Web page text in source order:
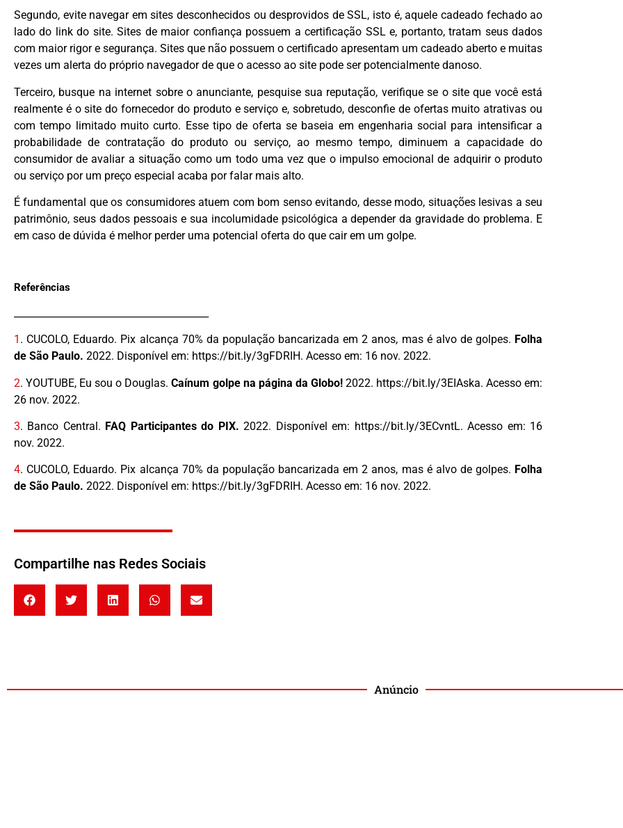
Segundo, evite navegar em sites desconhecidos ou desprovidos de SSL, isto é, aquele cadeado fechado ao
lado do link do site. Sites de maior confiança possuem a certificação SSL e, portanto, tratam seus dados
com maior rigor e segurança. Sites que não possuem o certificado apresentam um cadeado aberto e muitas
vezes um alerta do próprio navegador de que o acesso ao site pode ser potencialmente danoso.
Terceiro, busque na internet sobre o anunciante, pesquise sua reputação, verifique se o site que você está
realmente é o site do fornecedor do produto e serviço e, sobretudo, desconfie de ofertas muito atrativas ou
com tempo limitado muito curto. Esse tipo de oferta se baseia em engenharia social para intensificar a
probabilidade de contratação do produto ou serviço, ao mesmo tempo, diminuem a capacidade do
consumidor de avaliar a situação como um todo uma vez que o impulso emocional de adquirir o produto
ou serviço por um preço especial acaba por falar mais alto.
É fundamental que os consumidores atuem com bom senso evitando, desse modo, situações lesivas a seu
patrimônio, seus dados pessoais e sua incolumidade psicológica a depender da gravidade do problema. E
em caso de dúvida é melhor perder uma potencial oferta do que cair em um golpe.
Referências
1 . CUCOLO, Eduardo. Pix alcança 70% da população bancarizada em 2 anos, mas é alvo de golpes. Folha
de São Paulo. 2022. Disponível em: https://bit.ly/3gFDRIH. Acesso em: 16 nov. 2022.
2. YOUTUBE, Eu sou o Douglas.Caínum golpe na página da Globo!2022. https://bit.ly/3EIAska. Acesso em:
26 nov. 2022.
3. Banco Central. FAQ Participantes do PIX. 2022. Disponível em: https://bit.ly/3ECvntL. Acesso em: 16
nov. 2022.
4. CUCOLO, Eduardo. Pix alcança 70% da população bancarizada em 2 anos, mas é alvo de golpes. Folha
de São Paulo. 2022. Disponível em: https://bit.ly/3gFDRIH. Acesso em: 16 nov. 2022.
Compartilhe nas Redes Sociais
Anúncio